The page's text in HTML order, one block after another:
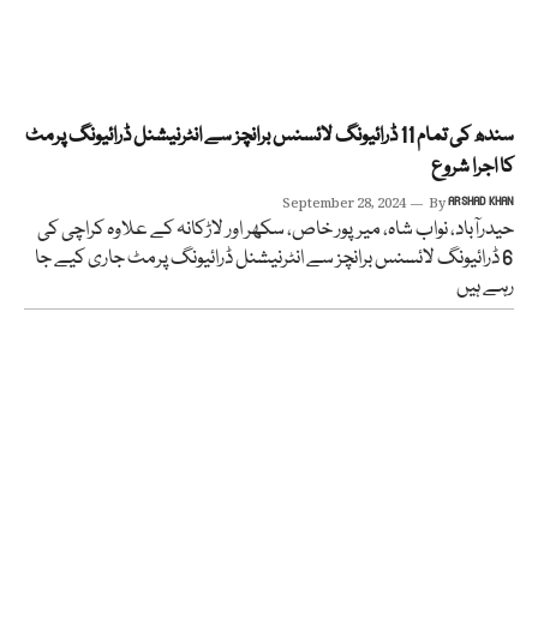
سندھ کی تمام 11 ڈرائیونگ لائسنس برانچز سے انٹرنیشنل ڈرائیونگ پرمٹ
کا اجرا شروع
September 28, 2024 ByARSHAD KHAN
حیدرآباد، نواب شاہ، میرپور خاص، سکھر اور لاڑکانہ کے علاوہ کراچی کی
6 ڈرائیونگ لائسنس برانچز سے انٹرنیشنل ڈرائیونگ پرمٹ جاری کیے جا
رہے ہیں